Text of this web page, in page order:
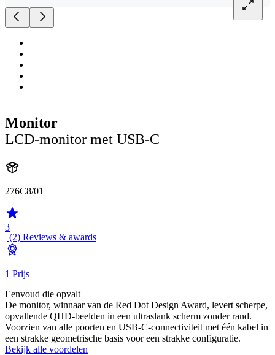
Monitor
LCD-monitor met USB-C
276C8/01
3
| (2) Reviews & awards
1 Prijs
Eenvoud die opvalt
De monitor, winnaar van de Red Dot Design Award, levert scherpe,
opvallende QHD-beelden in een ultraslank scherm zonder rand.
Voorzien van alle poorten en USB-C-connectiviteit met één kabel in
een strakke geometrische basis voor een strakke configuratie.
Bekijk alle voordelen